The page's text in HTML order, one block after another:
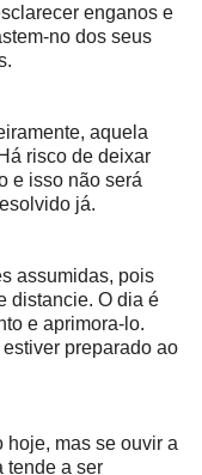
enganos e
no dos seus
aquela
risco de deixar
e isso não será
já.
assumidas, pois
distancie. O dia é
e aprimora-lo.
preparado ao
hoje, mas se ouvir a
tende a ser